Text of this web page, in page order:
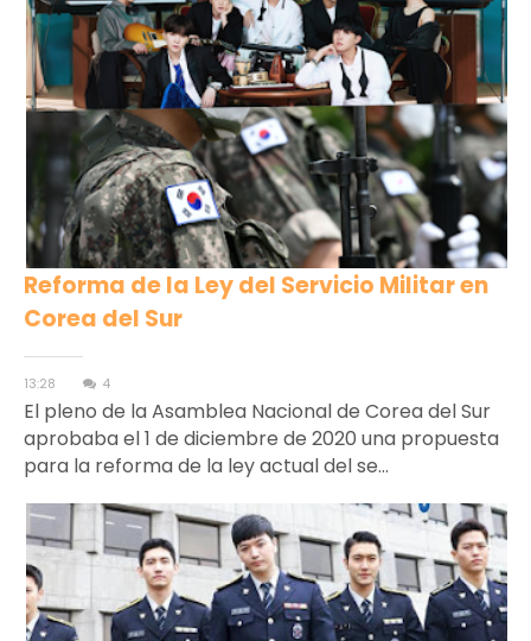
Reforma de la Ley del Servicio Militar en
Corea del Sur
13:28 4
El pleno de la Asamblea Nacional de Corea del Sur
aprobaba el 1 de diciembre de 2020 una propuesta
para la reforma de la ley actual del se...